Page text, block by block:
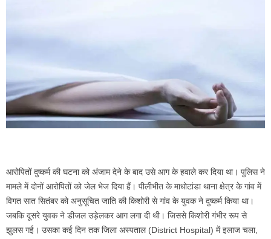
आरोपितों दुष्कर्म की घटना को अंजाम देने के बाद उसे आग के हवाले कर दिया था। पुलिस ने
मामले में दोनों आरोपितों को जेल भेज दिया हैं। पीलीभीत के माधोटांडा थाना क्षेत्र के गांव में
विगत सात सितंबर को अनुसूचित जाति की किशोरी से गांव के युवक ने दुष्कर्म किया था।
जबकि दूसरे युवक ने डीजल उड़ेलकर आग लगा दी थी। जिससे किशोरी गंभीर रूप से
झुलस गई। उसका कई दिन तक जिला अस्पताल (District Hospital) में इलाज चला,